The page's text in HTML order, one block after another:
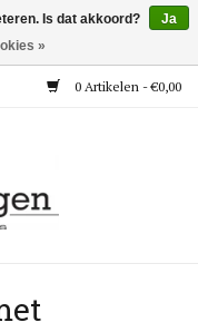
0 Artikelen - €0,00
Is dat akkoord?
Ja
»